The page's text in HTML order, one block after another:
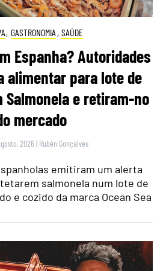
, GASTRONOMIA , SAÚDE
Espanha? Autoridades
alimentar para lote de
Salmonela e retiram-no
mercado
2026 | Rubén Gonçalves
emitiram um alerta
salmonela num lote de
e cozido da marca Ocean Sea